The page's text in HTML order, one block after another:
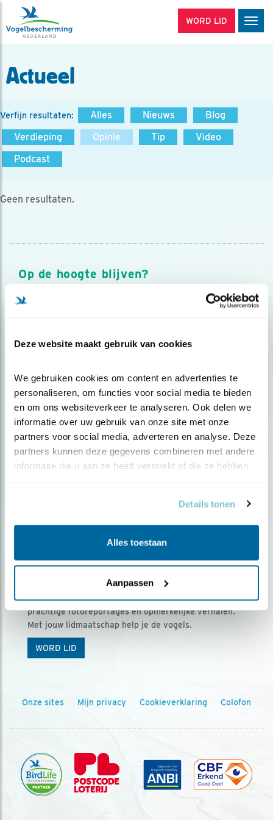
Deze website maakt gebruik van cookies
We gebruiken cookies om content en advertenties te
personaliseren, om functies voor social media te bieden
en om ons websiteverkeer te analyseren. Ook delen we
informatie over uw gebruik van onze site met onze
partners voor social media, adverteren en analyse. Deze
partners kunnen deze gegevens combineren met andere
informatie die u aan ze heeft verstrekt of die ze hebben
Details tonen
Alles toestaan
Aanpassen
WORD LID
Actueel
Verfijn resultaten: Alles Nieuws
Blog
Verdieping
Opinie Tip
Video
Podcast
Geen resultaten.
Op de hoogte blijven?
Meld je aan en ontvang nieuws, inspiratie, acties en tips
over vogels en activiteiten van Vogelbescherming.
Ontvang 5 x Vogels voor € 36,00 per jaar
Vogels is het tijdschrift voor onze leden, met
prachtige fotoreportages en opmerkelijke verhalen.
Met jouw lidmaatschap help je de vogels.
WORD LID
Onze sites Mijn privacy Cookieverklaring Colofon